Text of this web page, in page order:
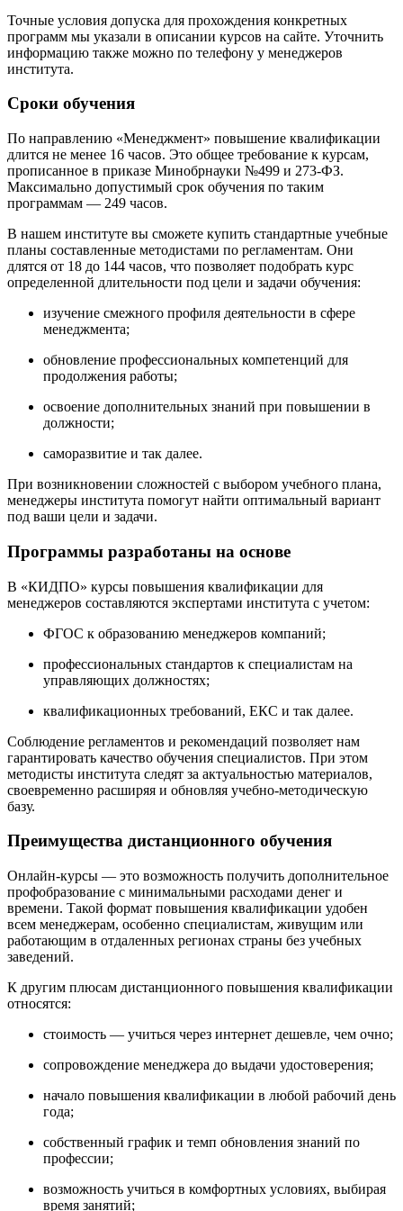
Точные условия допуска для прохождения конкретных
программ мы указали в описании курсов на сайте. Уточнить
информацию также можно по телефону у менеджеров
института.
Сроки обучения
По направлению «Менеджмент» повышение квалификации
длится не менее 16 часов. Это общее требование к курсам,
прописанное в приказе Минобрнауки №499 и 273-ФЗ.
Максимально допустимый срок обучения по таким
программам — 249 часов.
В нашем институте вы сможете купить стандартные учебные
планы составленные методистами по регламентам. Они
длятся от 18 до 144 часов, что позволяет подобрать курс
определенной длительности под цели и задачи обучения:
изучение смежного профиля деятельности в сфере
менеджмента;
обновление профессиональных компетенций для
продолжения работы;
освоение дополнительных знаний при повышении в
должности;
саморазвитие и так далее.
При возникновении сложностей с выбором учебного плана,
менеджеры института помогут найти оптимальный вариант
под ваши цели и задачи.
Программы разработаны на основе
В «КИДПО» курсы повышения квалификации для
менеджеров составляются экспертами института с учетом:
ФГОС к образованию менеджеров компаний;
профессиональных стандартов к специалистам на
управляющих должностях;
квалификационных требований, ЕКС и так далее.
Соблюдение регламентов и рекомендаций позволяет нам
гарантировать качество обучения специалистов. При этом
методисты института следят за актуальностью материалов,
своевременно расширяя и обновляя учебно-методическую
базу.
Преимущества дистанционного обучения
Онлайн-курсы — это возможность получить дополнительное
профобразование с минимальными расходами денег и
времени. Такой формат повышения квалификации удобен
всем менеджерам, особенно специалистам, живущим или
работающим в отдаленных регионах страны без учебных
заведений.
К другим плюсам дистанционного повышения квалификации
относятся:
стоимость — учиться через интернет дешевле, чем очно;
сопровождение менеджера до выдачи удостоверения;
начало повышения квалификации в любой рабочий день
года;
собственный график и темп обновления знаний по
профессии;
возможность учиться в комфортных условиях, выбирая
время занятий;